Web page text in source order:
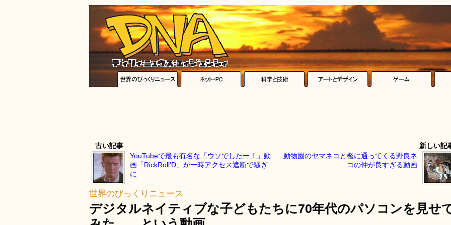
古い記事
YouTubeで最も有名な「ウソでしたー！」動
画「RickRoll'D」が一時アクセス遮断で騒ぎ
に
新しい記
動物園のヤマネコと檻に通ってくる野良ネ
コの仲が良すぎる動画
世界のびっくりニュース
デジタルネイティブな子どもたちに70年代のパソコンを見せ